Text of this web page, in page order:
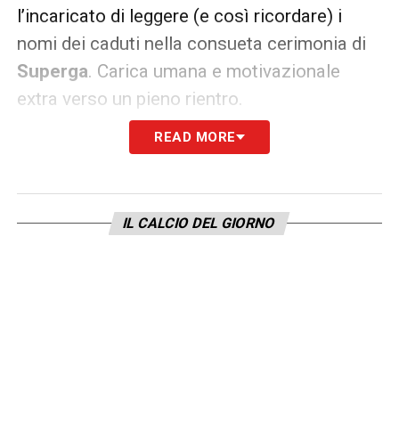
l’incaricato di leggere (e così ricordare) i
nomi dei caduti nella consueta cerimonia di
Superga. Carica umana e motivazionale
extra verso un pieno rientro.
LA PLAYLIST DELLE NOSTRE TOP NEWS
READ MORE
IL CALCIO DEL GIORNO